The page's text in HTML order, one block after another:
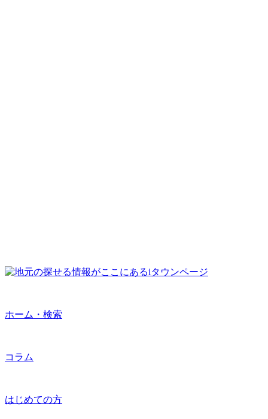
ホーム・検索
コラム
はじめての方